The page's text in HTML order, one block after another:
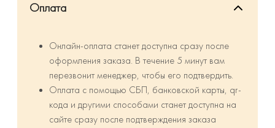
Оплата
Онлайн-оплата станет доступна сразу после
оформления заказа. В течение 5 минут вам
перезвонит менеджер, чтобы его подтвердить.
Оплата с помощью СБП, банковской карты, qr-
кода и другими способами станет доступна на
сайте сразу после подтверждения заказа